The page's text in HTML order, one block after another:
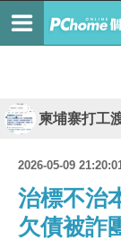
柬埔寨打工
2026-05-09
治標不治
欠債被詐